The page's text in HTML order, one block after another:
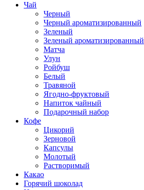
Чай
Черный
Черный ароматизированный
Зеленый
Зеленый ароматизированный
Матча
Улун
Ройбуш
Белый
Травяной
Ягодно-фруктовый
Напиток чайный
Подарочный набор
Кофе
Цикорий
Зерновой
Капсулы
Молотый
Растворимый
Какао
Горячий шоколад